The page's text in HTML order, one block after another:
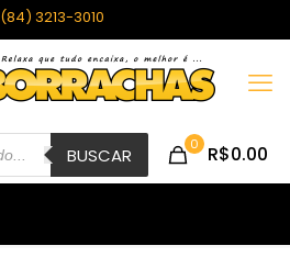
(84) 3213-3010
BUSCAR 0 R$0.00